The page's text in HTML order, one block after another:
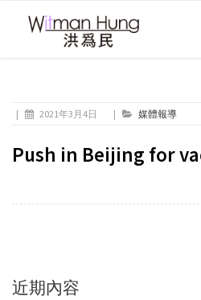
| 2021年3月4日 | 媒體報導
Push in Beijing for
近期內容